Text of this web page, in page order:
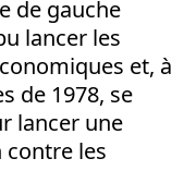
de gauche
lancer les
et, à
de 1978, se
lancer une
contre les